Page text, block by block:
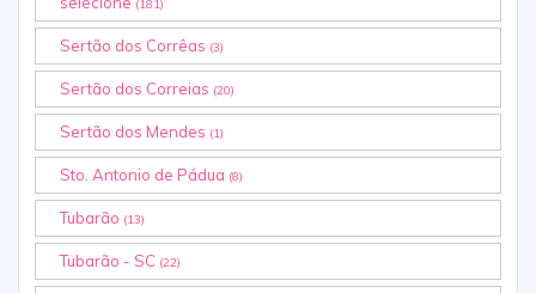
(181)
Sertão dos Corrêas (3)
Sertão dos Correias (20)
Sertão dos Mendes (1)
Sto. Antonio de Pádua (8)
Tubarão (13)
Tubarão - SC (22)